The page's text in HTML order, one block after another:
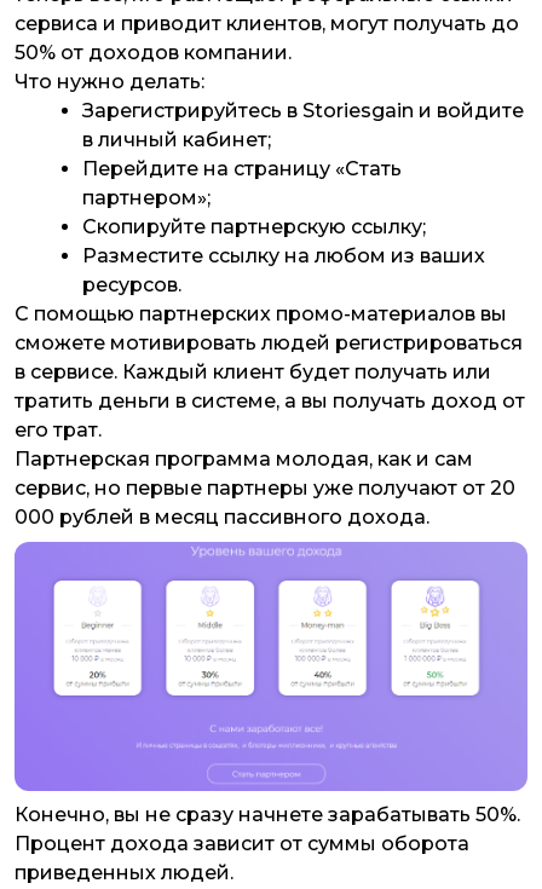
сервиса и приводит клиентов, могут получать до
50% от доходов компании.
Что нужно делать:
Зарегистрируйтесь в Storiesgain и войдите
в личный кабинет;
Перейдите на страницу «Стать
партнером»;
Скопируйте партнерскую ссылку;
Разместите ссылку на любом из ваших
ресурсов.
С помощью партнерских промо-материалов вы
сможете мотивировать людей регистрироваться
в сервисе. Каждый клиент будет получать или
тратить деньги в системе, а вы получать доход от
его трат.
Партнерская программа молодая, как и сам
сервис, но первые партнеры уже получают от 20
000 рублей в месяц пассивного дохода.
Конечно, вы не сразу начнете зарабатывать 50%.
Процент дохода зависит от суммы оборота
приведенных людей.